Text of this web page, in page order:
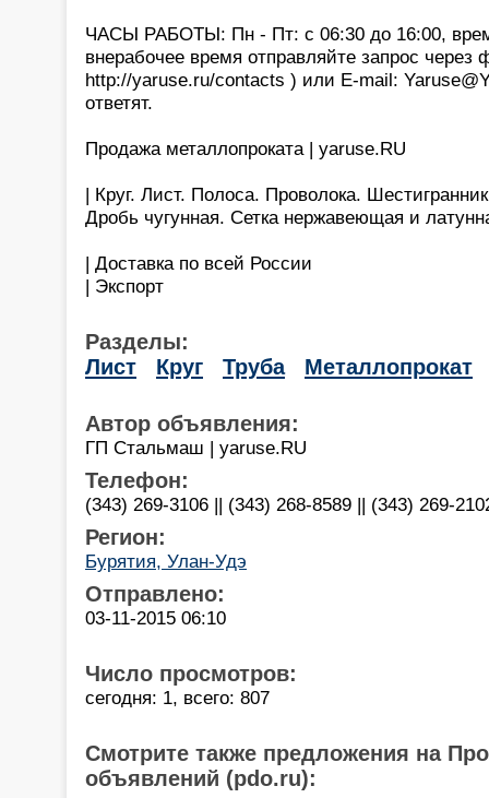
ЧАСЫ РАБОТЫ: Пн - Пт: с 06:30 до 16:00,
внерабочее время отправляйте запрос через
http://yaruse.ru/contacts ) или E-mail:
ответят.
Продажа металлопроката | yaruse.RU
| Круг. Лист. Полоса. Проволока.
Дробь чугунная. Сетка нержавеющая и
| Доставка по всей России
| Экспорт
Разделы:
Лист
Круг Труба Металлопрокат
Автор объявления:
ГП Стальмаш | yaruse.RU
Телефон:
(343) 269-3106 || (343) 268-8589 || (343) 269-
Регион:
Бурятия, Улан-Удэ
Отправлено:
03-11-2015 06:10
Число просмотров:
сегодня: 1, всего: 807
Смотрите также предложения на
объявлений (pdo.ru):